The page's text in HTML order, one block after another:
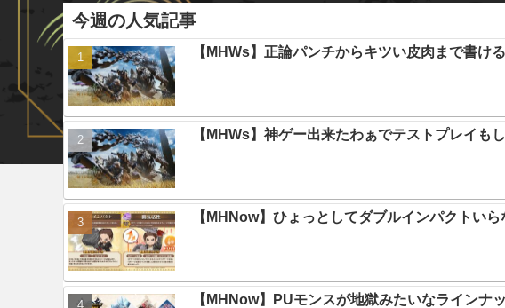
今週の人気記事
【MHWs】正論パンチからキツい皮肉まで書け
【MHWs】神ゲー出来たわぁでテストプレイも
【MHNow】ひょっとしてダブルインパクトいら
【MHNow】PUモンスが地獄みたいなラインナ